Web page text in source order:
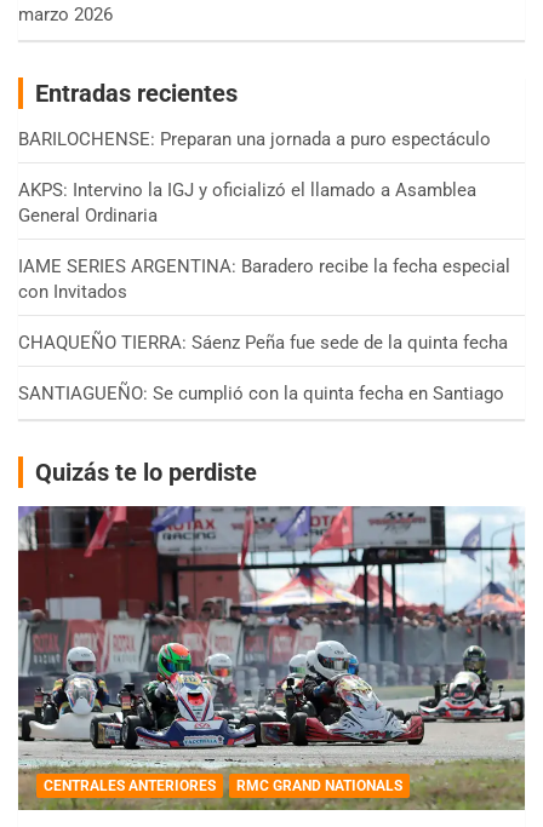
marzo 2026
Entradas recientes
BARILOCHENSE: Preparan una jornada a puro espectáculo
AKPS: Intervino la IGJ y oficializó el llamado a Asamblea
General Ordinaria
IAME SERIES ARGENTINA: Baradero recibe la fecha especial
con Invitados
CHAQUEÑO TIERRA: Sáenz Peña fue sede de la quinta fecha
SANTIAGUEÑO: Se cumplió con la quinta fecha en Santiago
Quizás te lo perdiste
CENTRALES ANTERIORES RMC GRAND NATIONALS